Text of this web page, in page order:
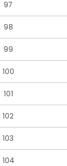
97
98
99
100
101
102
103
104